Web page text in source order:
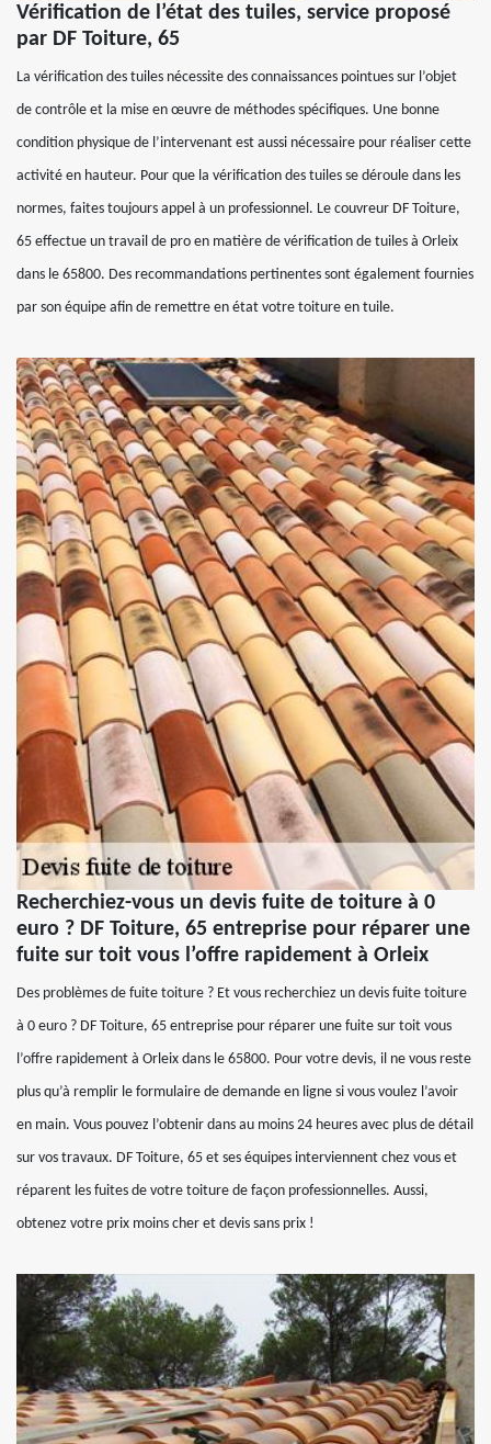
Vérification de l’état des tuiles, service proposé
par DF Toiture, 65
La vérification des tuiles nécessite des connaissances pointues sur l’objet
de contrôle et la mise en œuvre de méthodes spécifiques. Une bonne
condition physique de l’intervenant est aussi nécessaire pour réaliser cette
activité en hauteur. Pour que la vérification des tuiles se déroule dans les
normes, faites toujours appel à un professionnel. Le couvreur DF Toiture,
65 effectue un travail de pro en matière de vérification de tuiles à Orleix
dans le 65800. Des recommandations pertinentes sont également fournies
par son équipe afin de remettre en état votre toiture en tuile.
Recherchiez-vous un devis fuite de toiture à 0
euro ? DF Toiture, 65 entreprise pour réparer une
fuite sur toit vous l’offre rapidement à Orleix
Des problèmes de fuite toiture ? Et vous recherchiez un devis fuite toiture
à 0 euro ? DF Toiture, 65 entreprise pour réparer une fuite sur toit vous
l’offre rapidement à Orleix dans le 65800. Pour votre devis, il ne vous reste
plus qu’à remplir le formulaire de demande en ligne si vous voulez l’avoir
en main. Vous pouvez l’obtenir dans au moins 24 heures avec plus de détail
sur vos travaux. DF Toiture, 65 et ses équipes interviennent chez vous et
réparent les fuites de votre toiture de façon professionnelles. Aussi,
obtenez votre prix moins cher et devis sans prix !